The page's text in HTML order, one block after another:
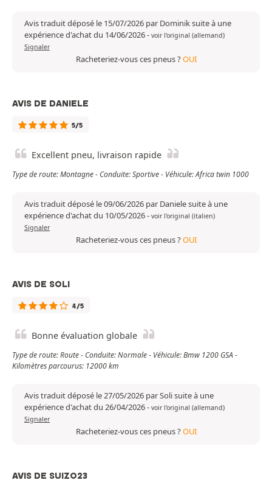
Avis traduit déposé le 15/07/2026 par Dominik suite à une
expérience d'achat du 14/06/2026- voir l'original (allemand)
Signaler
Racheteriez-vous ces pneus ?OUI
AVIS DE DANIELE
5/5
Excellent pneu, livraison rapide
Type de route: Montagne - Conduite: Sportive - Véhicule: Africa twin 1000
Avis traduit déposé le 09/06/2026 par Daniele suite à une
expérience d'achat du 10/05/2026- voir l'original (italien)
Signaler
Racheteriez-vous ces pneus ?OUI
AVIS DE SOLI
4/5
Bonne évaluation globale
Type de route: Route - Conduite: Normale - Véhicule: Bmw 1200 GSA -
Kilomètres parcourus: 12000 km
Avis traduit déposé le 27/05/2026 par Soli suite à une
expérience d'achat du 26/04/2026- voir l'original (allemand)
Signaler
Racheteriez-vous ces pneus ?OUI
AVIS DE SUIZO23